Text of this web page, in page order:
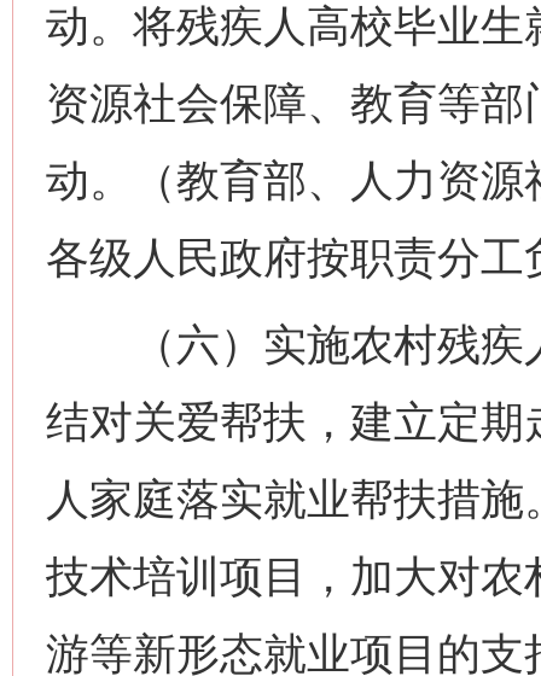
动。将残疾人高校毕业
资源社会保障、教育等
动。（教育部、人力资
各级人民政府按职责分工
（六）实施农村残疾
结对关爱帮扶，建立定
人家庭落实就业帮扶措
技术培训项目，加大对
游等新形态就业项目的